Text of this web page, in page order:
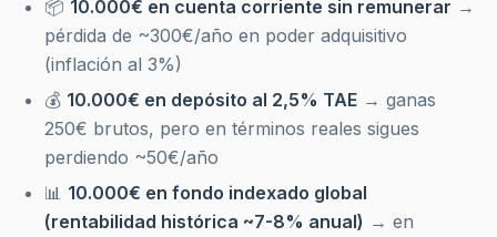
📦 10.000€ en cuenta corriente sin remunerar →
pérdida de ~300€/año en poder adquisitivo
(inflación al 3%)
💰 10.000€ en depósito al 2,5% TAE → ganas
250€ brutos, pero en términos reales sigues
perdiendo ~50€/año
📊 10.000€ en fondo indexado global
(rentabilidad histórica ~7-8% anual) → en